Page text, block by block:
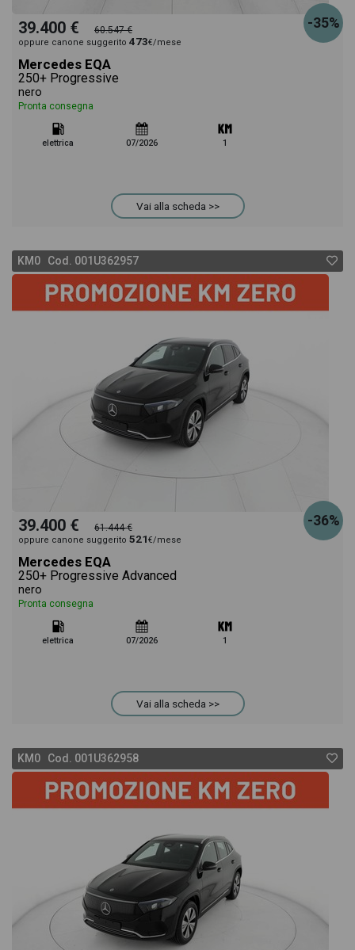
-35%
39.400 € 60.547 €
oppure canone suggerito 473€/mese
Mercedes EQA
250+ Progressive
nero
Pronta consegna
elettrica 07/2026 1
Vai alla scheda >>
KM0 Cod. 001U362957
-36%
39.400 € 61.444 €
oppure canone suggerito 521€/mese
Mercedes EQA
250+ Progressive Advanced
nero
Pronta consegna
elettrica 07/2026 1
Vai alla scheda >>
KM0 Cod. 001U362958